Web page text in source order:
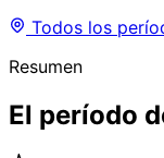
Todos los
Resumen
El período